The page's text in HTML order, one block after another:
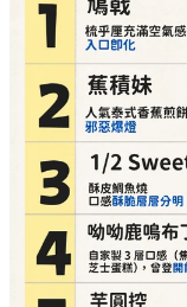
詳細地址
芋圓控（滿可
必點推介
詳細地址
Athena（調酒
必點推介
詳細地址